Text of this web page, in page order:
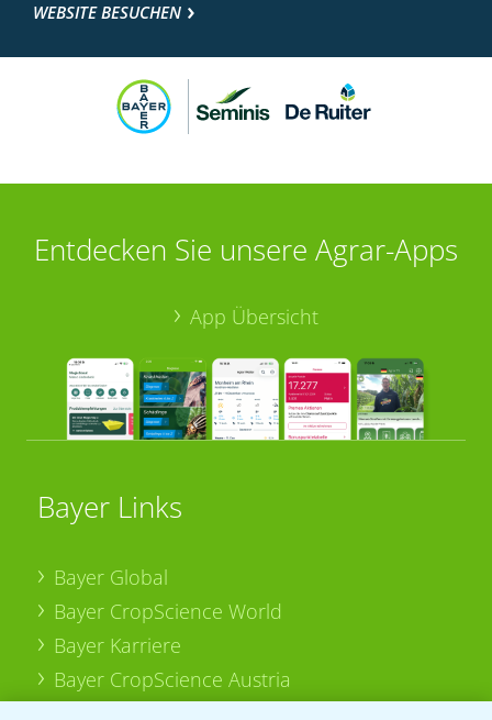
WEBSITE BESUCHEN
Entdecken Sie unsere Agrar-Apps
App Übersicht
Bayer Links
Bayer Global
Bayer CropScience World
Bayer Karriere
Bayer CropScience Austria